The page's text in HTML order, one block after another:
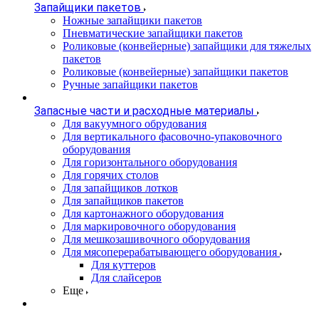
Запайщики пакетов
Ножные запайщики пакетов
Пневматические запайщики пакетов
Роликовые (конвейерные) запайщики для тяжелых
пакетов
Роликовые (конвейерные) запайщики пакетов
Ручные запайщики пакетов
Запасные части и расходные материалы
Для вакуумного обрудования
Для вертикального фасовочно-упаковочного
оборудования
Для горизонтального оборудования
Для горячих столов
Для запайщиков лотков
Для запайщиков пакетов
Для картонажного оборудования
Для маркировочного оборудования
Для мешкозашивочного оборудования
Для мясоперерабатывающего оборудования
Для куттеров
Для слайсеров
Еще